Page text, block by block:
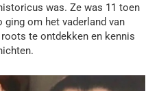
was. Ze was 11 toen
om het vaderland van
roots te ontdekken en kennis